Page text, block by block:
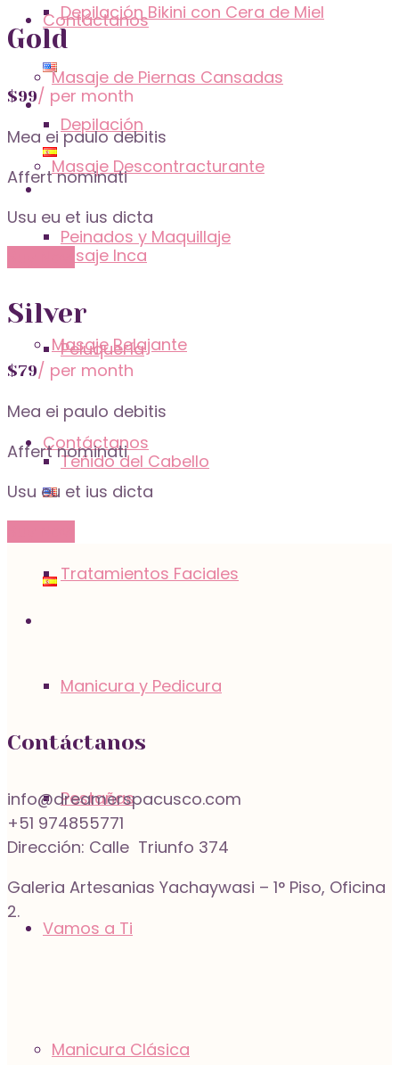
Depilación Bikini con Cera de Miel
Depilación
Peinados y Maquillaje
Peluquería
Teñido del Cabello
Tratamientos Faciales
Manicura y Pedicura
Pestañas
Vamos a Ti
Manicura Clásica
Contáctanos
Masaje de Piernas Cansadas
Masaje Descontracturante
Masaje Inca
Masaje Relajante
Contáctanos
Gold
$99/ per month
Mea ei paulo debitis
Affert nominati
Usu eu et ius dicta
Silver
$79/ per month
Mea ei paulo debitis
Affert nominati
Usu eu et ius dicta
Contáctanos
info@dreamerspacusco.com
+51 974855771
Dirección: Calle Triunfo 374
Galeria Artesanias Yachaywasi – 1° Piso, Oficina
2.